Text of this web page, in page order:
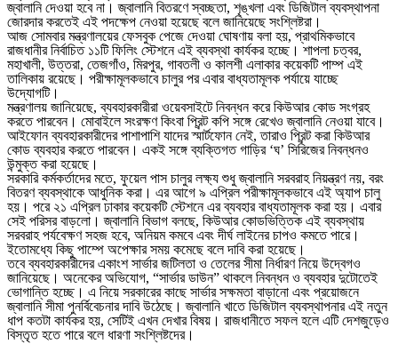
জ্বালানি দেওয়া হবে না। জ্বালানি বিতরণে স্বচ্ছতা, শৃঙ্খলা এবং ডিজিটাল ব্যবস্থাপনা
জোরদার করতেই এই পদক্ষেপ নেওয়া হয়েছে বলে জানিয়েছে সংশ্লিষ্টরা।
আজ সোমবার মন্ত্রণালয়ের ফেসবুক পেজে দেওয়া ঘোষণায় বলা হয়, প্রাথমিকভাবে
রাজধানীর নির্বাচিত ১১টি ফিলিং স্টেশনে এই ব্যবস্থা কার্যকর হচ্ছে। শাপলা চত্বর,
মহাখালী, উত্তরা, তেজগাঁও, মিরপুর, গাবতলী ও কালশী এলাকার কয়েকটি পাম্প এই
তালিকায় রয়েছে। পরীক্ষামূলকভাবে চালুর পর এবার বাধ্যতামূলক পর্যায়ে যাচ্ছে
উদ্যোগটি।
মন্ত্রণালয় জানিয়েছে, ব্যবহারকারীরা ওয়েবসাইটে নিবন্ধন করে কিউআর কোড সংগ্রহ
করতে পারবেন। মোবাইলে সংরক্ষণ কিংবা প্রিন্ট কপি সঙ্গে রেখেও জ্বালানি নেওয়া যাবে।
আইফোন ব্যবহারকারীদের পাশাপাশি যাদের স্মার্টফোন নেই, তারাও প্রিন্ট করা কিউআর
কোড ব্যবহার করতে পারবেন। একই সঙ্গে ব্যক্তিগত গাড়ির ‘ঘ’ সিরিজের নিবন্ধনও
উন্মুক্ত করা হয়েছে।
সরকারি কর্মকর্তাদের মতে, ফুয়েল পাস চালুর লক্ষ্য শুধু জ্বালানি সরবরাহ নিয়ন্ত্রণ নয়, বরং
বিতরণ ব্যবস্থাকে আধুনিক করা। এর আগে ৯ এপ্রিল পরীক্ষামূলকভাবে এই অ্যাপ চালু
হয়। পরে ২১ এপ্রিল ঢাকার কয়েকটি স্টেশনে এর ব্যবহার বাধ্যতামূলক করা হয়। এবার
সেই পরিসর বাড়লো। জ্বালানি বিভাগ বলছে, কিউআর কোডভিত্তিক এই ব্যবস্থায়
সরবরাহ পর্যবেক্ষণ সহজ হবে, অনিয়ম কমবে এবং দীর্ঘ লাইনের চাপও কমতে পারে।
ইতোমধ্যে কিছু পাম্পে অপেক্ষার সময় কমেছে বলে দাবি করা হয়েছে।
তবে ব্যবহারকারীদের একাংশ সার্ভার জটিলতা ও তেলের সীমা নির্ধারণ নিয়ে উদ্বেগও
জানিয়েছে। অনেকের অভিযোগ, “সার্ভার ডাউন” থাকলে নিবন্ধন ও ব্যবহার দুটোতেই
ভোগান্তি হচ্ছে। এ নিয়ে সরকারের কাছে সার্ভার সক্ষমতা বাড়ানো এবং প্রয়োজনে
জ্বালানি সীমা পুনর্বিবেচনার দাবি উঠেছে। জ্বালানি খাতে ডিজিটাল ব্যবস্থাপনার এই নতুন
ধাপ কতটা কার্যকর হয়, সেটিই এখন দেখার বিষয়। রাজধানীতে সফল হলে এটি দেশজুড়েও
বিস্তৃত হতে পারে বলে ধারণা সংশ্লিষ্টদের।